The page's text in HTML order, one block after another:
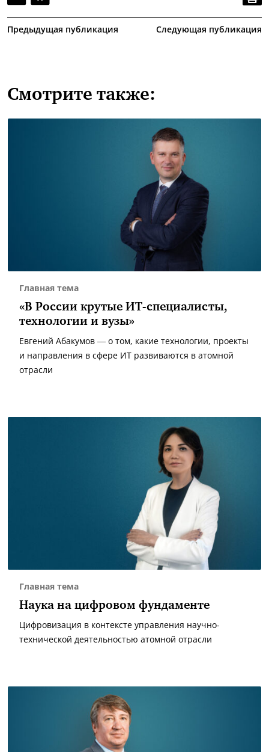
Предыдущая публикация Следующая публикация
Смотрите также:
Главная тема
«В России крутые ИТ-специалисты,
технологии и вузы»
Евгений Абакумов — о том, какие технологии, проекты
и направления в сфере ИТ развиваются в атомной
отрасли
Главная тема
Наука на цифровом фундаменте
Цифровизация в контексте управления научно-
технической деятельностью атомной отрасли